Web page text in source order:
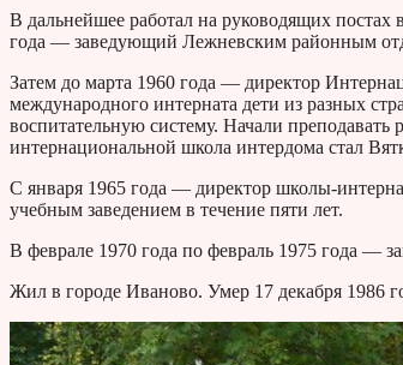
В дальнейшее работал на руководящих постах
года — заведующий Лежневским районным
Затем до марта 1960 года — директор
международного интерната дети из разных
воспитательную систему. Начали
интернациональной школа интердома стал
С января 1965 года — директор школы-
учебным заведением в течение пяти лет.
В феврале 1970 года по февраль 1975 года —
Жил в городе Иваново. Умер 17 декабря 1986